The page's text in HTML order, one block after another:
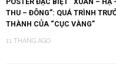
THU – ĐÔNG”: QUÁ TRÌNH
THÀNH CỦA “CỤC VÀNG”
11 THÁNG AGO